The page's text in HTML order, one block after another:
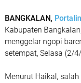
BANGKALAN,
Kabupaten
menggelar ngopi
setempat, Selasa (2/
Menurut Haikal,